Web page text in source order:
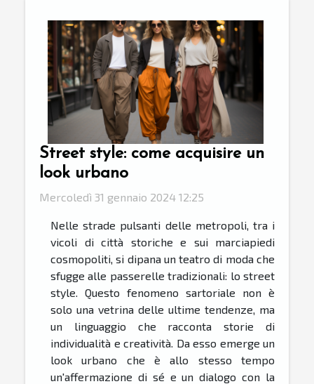
Street style: come acquisire un
look urbano
Mercoledì 31 gennaio 2024 12:25
Nelle strade pulsanti delle metropoli, tra i
vicoli di città storiche e sui marciapiedi
cosmopoliti, si dipana un teatro di moda che
sfugge alle passerelle tradizionali: lo street
style. Questo fenomeno sartoriale non è
solo una vetrina delle ultime tendenze, ma
un linguaggio che racconta storie di
individualità e creatività. Da esso emerge un
look urbano che è allo stesso tempo
un'affermazione di sé e un dialogo con la